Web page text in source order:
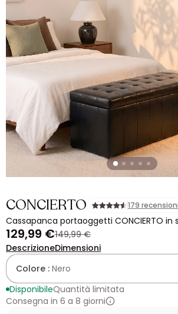
CONCIERTO 179 recensioni
Cassapanca portaoggetti CONCIERTO in
129,99 €149,99 €
DescrizioneDimensioni
Colore : Nero
DisponibileQuantità limitata
Consegna in 6 a 8 giorni